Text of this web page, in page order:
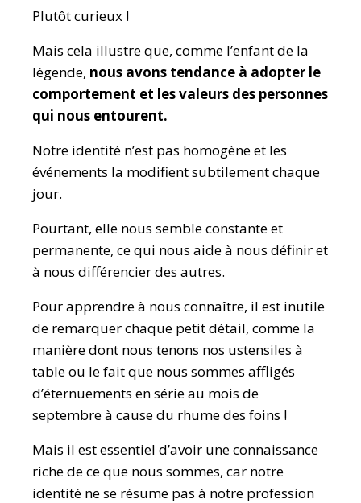
Plutôt curieux !
Mais cela illustre que, comme l’enfant de la
légende, nous avons tendance à adopter le
comportement et les valeurs des personnes
qui nous entourent.
Notre identité n’est pas homogène et les
événements la modifient subtilement chaque
jour.
Pourtant, elle nous semble constante et
permanente, ce qui nous aide à nous définir et
à nous différencier des autres.
Pour apprendre à nous connaître, il est inutile
de remarquer chaque petit détail, comme la
manière dont nous tenons nos ustensiles à
table ou le fait que nous sommes affligés
d’éternuements en série au mois de
septembre à cause du rhume des foins !
Mais il est essentiel d’avoir une connaissance
riche de ce que nous sommes, car notre
identité ne se résume pas à notre profession